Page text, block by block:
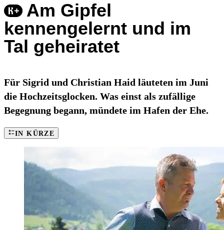
Am Gipfel
kennengelernt und im
Tal geheiratet
Für Sigrid und Christian Haid läuteten im Juni
die Hochzeitsglocken. Was einst als zufällige
Begegnung begann, mündete im Hafen der Ehe.
IN KÜRZE